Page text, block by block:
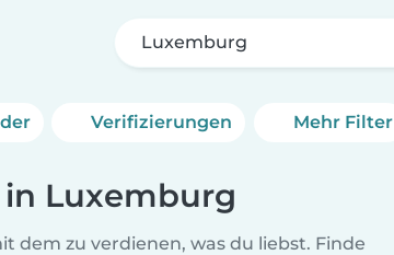
Luxemburg
Verifizierungen Mehr Filter
Luxemburg
dem zu verdienen, was du liebst. Finde